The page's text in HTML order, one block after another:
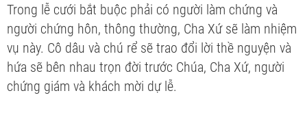
Trong lễ cưới bắt buộc phải có người làm chứng và
người chứng hôn, thông thường, Cha Xứ sẽ làm nhiệm
vụ này. Cô dâu và chú rể sẽ trao đổi lời thề nguyện và
hứa sẽ bên nhau trọn đời trước Chúa, Cha Xứ, người
chứng giám và khách mời dự lễ.